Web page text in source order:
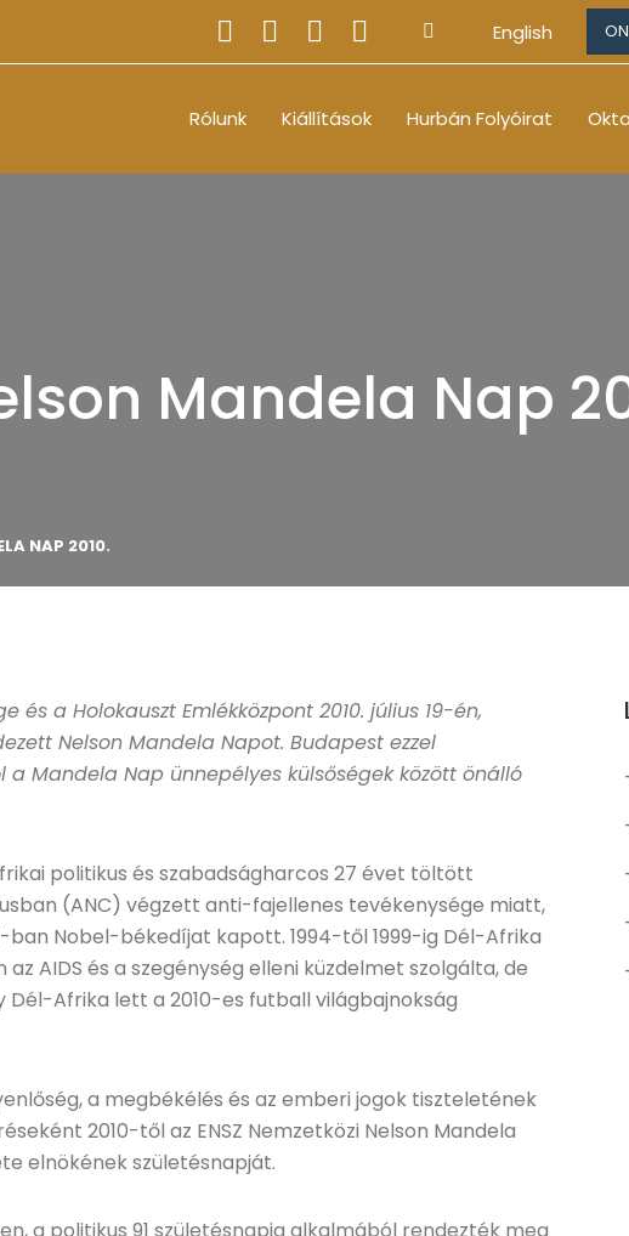
English
Rólunk Kiállítások Hurbán Folyóirat
Mandela Nap
NAP 2010.
a Holokauszt Emlékközpont 2010. július 19-én,
Nelson Mandela Napot. Budapest ezzel
Mandela Nap ünnepélyes külsőségek között önálló
politikus és szabadságharcos 27 évet töltött
(ANC) végzett anti-fajellenes tevékenysége miatt,
ban Nobel-békedíjat kapott. 1994-től 1999-ig Dél-Afrika
AIDS és a szegénység elleni küzdelmet szolgálta, de
Dél-Afrika lett a 2010-es futball világbajnokság
a megbékélés és az emberi jogok tiszteletének
2010-től az ENSZ Nemzetközi Nelson Mandela
elnökének születésnapját.